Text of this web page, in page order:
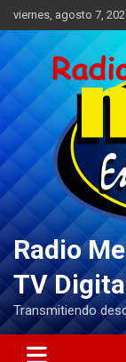
Saltar
al
contenido
viernes, agosto 7,
Radio
TV
Transmitiendo